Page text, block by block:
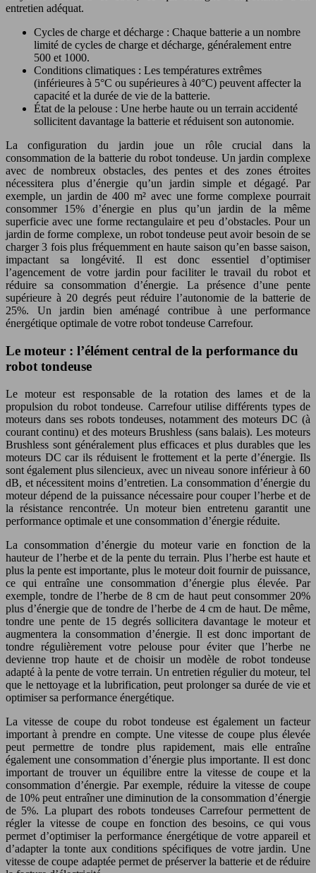
entretien adéquat.
Cycles de charge et décharge : Chaque batterie a un nombre
limité de cycles de charge et décharge, généralement entre
500 et 1000.
Conditions climatiques : Les températures extrêmes
(inférieures à 5°C ou supérieures à 40°C) peuvent affecter la
capacité et la durée de vie de la batterie.
État de la pelouse : Une herbe haute ou un terrain accidenté
sollicitent davantage la batterie et réduisent son autonomie.
La configuration du jardin joue un rôle crucial dans la
consommation de la batterie du robot tondeuse. Un jardin complexe
avec de nombreux obstacles, des pentes et des zones étroites
nécessitera plus d’énergie qu’un jardin simple et dégagé. Par
exemple, un jardin de 400 m² avec une forme complexe pourrait
consommer 15% d’énergie en plus qu’un jardin de la même
superficie avec une forme rectangulaire et peu d’obstacles. Pour un
jardin de forme complexe, un robot tondeuse peut avoir besoin de se
charger 3 fois plus fréquemment en haute saison qu’en basse saison,
impactant sa longévité. Il est donc essentiel d’optimiser
l’agencement de votre jardin pour faciliter le travail du robot et
réduire sa consommation d’énergie. La présence d’une pente
supérieure à 20 degrés peut réduire l’autonomie de la batterie de
25%. Un jardin bien aménagé contribue à une performance
énergétique optimale de votre robot tondeuse Carrefour.
Le moteur : l’élément central de la performance du
robot tondeuse
Le moteur est responsable de la rotation des lames et de la
propulsion du robot tondeuse. Carrefour utilise différents types de
moteurs dans ses robots tondeuses, notamment des moteurs DC (à
courant continu) et des moteurs Brushless (sans balais). Les moteurs
Brushless sont généralement plus efficaces et plus durables que les
moteurs DC car ils réduisent le frottement et la perte d’énergie. Ils
sont également plus silencieux, avec un niveau sonore inférieur à 60
dB, et nécessitent moins d’entretien. La consommation d’énergie du
moteur dépend de la puissance nécessaire pour couper l’herbe et de
la résistance rencontrée. Un moteur bien entretenu garantit une
performance optimale et une consommation d’énergie réduite.
La consommation d’énergie du moteur varie en fonction de la
hauteur de l’herbe et de la pente du terrain. Plus l’herbe est haute et
plus la pente est importante, plus le moteur doit fournir de puissance,
ce qui entraîne une consommation d’énergie plus élevée. Par
exemple, tondre de l’herbe de 8 cm de haut peut consommer 20%
plus d’énergie que de tondre de l’herbe de 4 cm de haut. De même,
tondre une pente de 15 degrés sollicitera davantage le moteur et
augmentera la consommation d’énergie. Il est donc important de
tondre régulièrement votre pelouse pour éviter que l’herbe ne
devienne trop haute et de choisir un modèle de robot tondeuse
adapté à la pente de votre terrain. Un entretien régulier du moteur, tel
que le nettoyage et la lubrification, peut prolonger sa durée de vie et
optimiser sa performance énergétique.
La vitesse de coupe du robot tondeuse est également un facteur
important à prendre en compte. Une vitesse de coupe plus élevée
peut permettre de tondre plus rapidement, mais elle entraîne
également une consommation d’énergie plus importante. Il est donc
important de trouver un équilibre entre la vitesse de coupe et la
consommation d’énergie. Par exemple, réduire la vitesse de coupe
de 10% peut entraîner une diminution de la consommation d’énergie
de 5%. La plupart des robots tondeuses Carrefour permettent de
régler la vitesse de coupe en fonction des besoins, ce qui vous
permet d’optimiser la performance énergétique de votre appareil et
d’adapter la tonte aux conditions spécifiques de votre jardin. Une
vitesse de coupe adaptée permet de préserver la batterie et de réduire